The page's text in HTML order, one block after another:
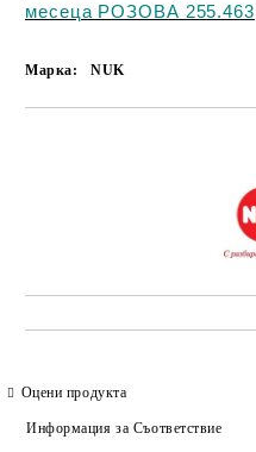
месеца РОЗОВА 255.463
Марка: NUK
Оцени продукта
Информация за Съответствие